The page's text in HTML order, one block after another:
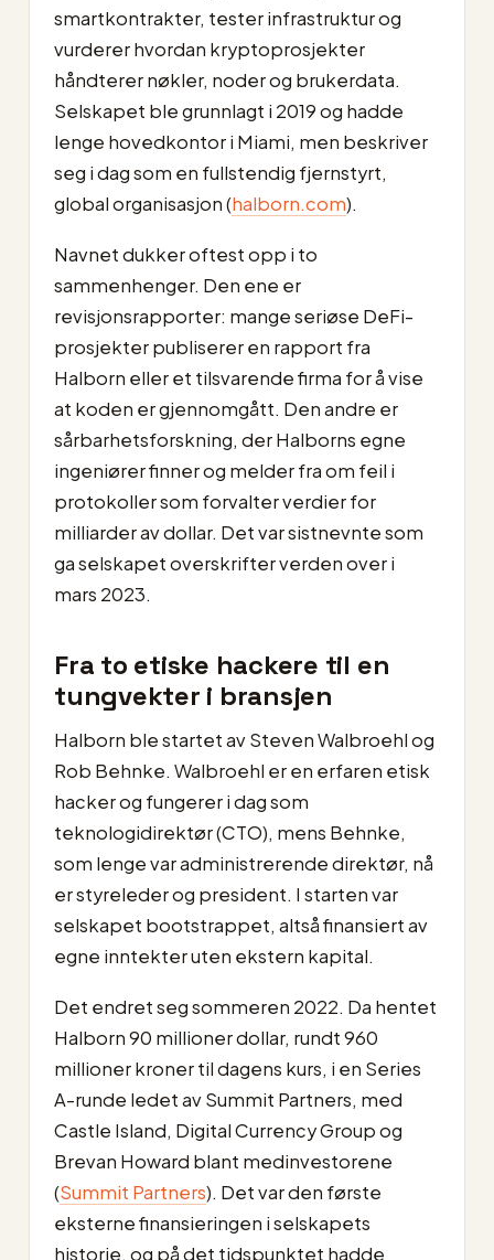
smartkontrakter, tester infrastruktur og
vurderer hvordan kryptoprosjekter
håndterer nøkler, noder og brukerdata.
Selskapet ble grunnlagt i 2019 og hadde
lenge hovedkontor i Miami, men beskriver
seg i dag som en fullstendig fjernstyrt,
global organisasjon (halborn.com).
Navnet dukker oftest opp i to
sammenhenger. Den ene er
revisjonsrapporter: mange seriøse DeFi-
prosjekter publiserer en rapport fra
Halborn eller et tilsvarende firma for å vise
at koden er gjennomgått. Den andre er
sårbarhetsforskning, der Halborns egne
ingeniører finner og melder fra om feil i
protokoller som forvalter verdier for
milliarder av dollar. Det var sistnevnte som
ga selskapet overskrifter verden over i
mars 2023.
Fra to etiske hackere til en
tungvekter i bransjen
Halborn ble startet av Steven Walbroehl og
Rob Behnke. Walbroehl er en erfaren etisk
hacker og fungerer i dag som
teknologidirektør (CTO), mens Behnke,
som lenge var administrerende direktør, nå
er styreleder og president. I starten var
selskapet bootstrappet, altså finansiert av
egne inntekter uten ekstern kapital.
Det endret seg sommeren 2022. Da hentet
Halborn 90 millioner dollar, rundt 960
millioner kroner til dagens kurs, i en Series
A-runde ledet av Summit Partners, med
Castle Island, Digital Currency Group og
Brevan Howard blant medinvestorene
(Summit Partners). Det var den første
eksterne finansieringen i selskapets
historie, og på det tidspunktet hadde